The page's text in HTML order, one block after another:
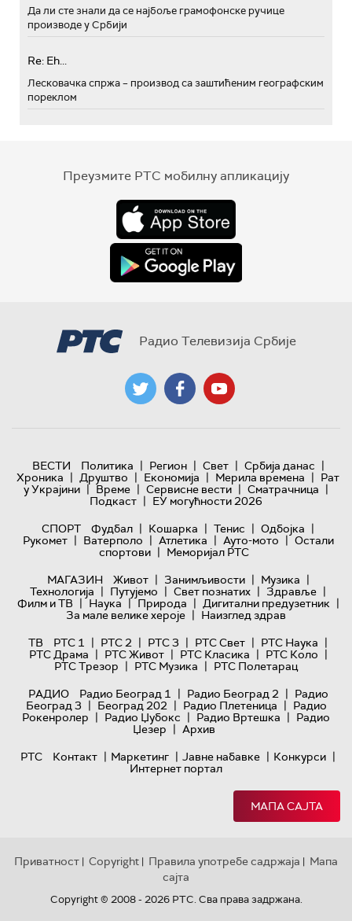
Да ли сте знали да се најбоље грамофонске ручице
производе у Србији
Re: Eh...
Лесковачка спржа – производ са заштићеним географским
пореклом
Преузмите РТС мобилну апликацију
Радио Телевизија Србије
ВЕСТИ Политика | Регион | Свет | Србија данас |
Хроника | Друштво | Економија | Мерила времена | Рат
у Украјини | Време | Сервисне вести | Сматрачница |
Подкаст | ЕУ могућности 2026
СПОРТ
Фудбал | Кошарка | Тенис | Одбојка |
Рукомет | Ватерполо | Атлетика | Ауто-мото | Остали
спортови | Меморијал РТС
МАГАЗИН
Живот | Занимљивости | Музика |
Технологијa | Путујемо | Свет познатих | Здравље |
Филм и ТВ | Наука | Природа | Дигитални предузетник |
За мале велике хероје | Наизглед здрав
ТВ
РТС 1 | РТС 2 | РТС 3 | РТС Свет | РТС Наука |
РТС Драма | РТС Живот | РТС Класика | РТС Коло |
РТС Трезор | РТС Музика | РТС Полетарац
РАДИО
Радио Београд 1 | Радио Београд 2 | Радио
Београд 3 | Београд 202 | Радио Плетеница | Радио
Рокенролер | Радио Џубокс | Радио Вртешка | Радио
Џезер | Архив
РТС
Контакт | Маркетинг | Јавне набавке | Конкурси |
Интернет портал
МАПА САЈТА
Приватност | Copyright | Правила употребе садржаја | Мапа
сајта
Copyright © 2008 - 2026 РТС. Сва права задржана.